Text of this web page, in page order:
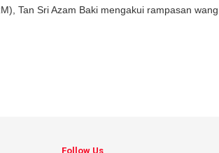
Tan Sri Azam Baki mengakui rampasan
Follow Us